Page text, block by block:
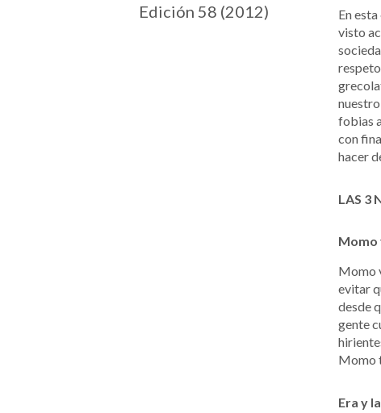
Edición 58 (2012)
En
visto
fobias
con
hacer
LAS 3
Momo
Momo
evitar
desde
gente
Momo
Era y